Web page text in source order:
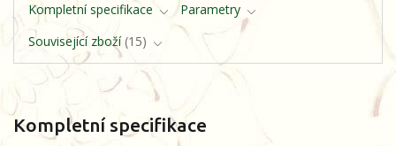
Kompletní specifikace
Parametry
Související zboží 15
Kompletní specifikace